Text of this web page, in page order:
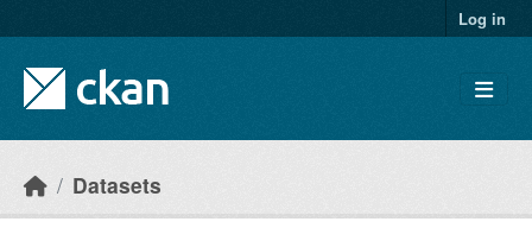
Log in
Datasets